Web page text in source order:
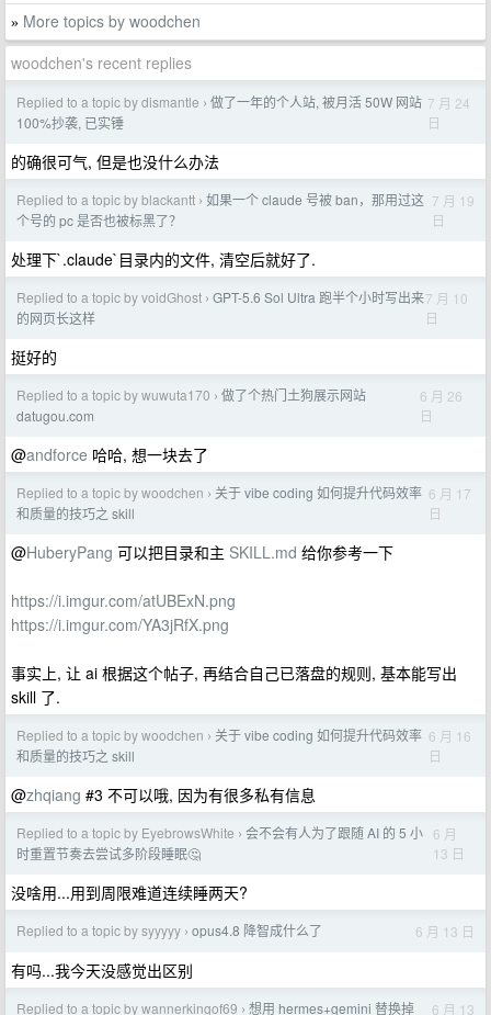
» More topics by woodchen
woodchen's recent replies
Replied to a topic by dismantle › 做了一年的个人站, 被月活 50W 网站
100%抄袭, 已实锤
7 月 24
日
的确很可气, 但是也没什么办法
Replied to a topic by blackantt › 如果一个 claude 号被 ban，那用过这
个号的 pc 是否也被标黑了？
7 月 19
日
处理下`.claude`目录内的文件, 清空后就好了.
Replied to a topic by voidGhost › GPT-5.6 Sol Ultra 跑半个小时写出来
的网页长这样
7 月 10
日
挺好的
Replied to a topic by wuwuta170 › 做了个热门土狗展示网站
datugou.com
6 月 26
日
@andforce 哈哈, 想一块去了
Replied to a topic by woodchen › 关于 vibe coding 如何提升代码效率
和质量的技巧之 skill
6 月 17
日
@HuberyPang 可以把目录和主 SKILL.md 给你参考一下
https://i.imgur.com/atUBExN.png
https://i.imgur.com/YA3jRfX.png
事实上, 让 ai 根据这个帖子, 再结合自己已落盘的规则, 基本能写出
skill 了.
Replied to a topic by woodchen › 关于 vibe coding 如何提升代码效率
和质量的技巧之 skill
6 月 16
日
@zhqiang #3 不可以哦, 因为有很多私有信息
Replied to a topic by EyebrowsWhite › 会不会有人为了跟随 AI 的 5 小
时重置节奏去尝试多阶段睡眠🤔
6 月
13 日
没啥用...用到周限难道连续睡两天?
Replied to a topic by syyyyy › opus4.8 降智成什么了 6 月 13 日
有吗...我今天没感觉出区别
Replied to a topic by wannerkingof69 › 想用 hermes+gemini 替换掉 6 月 13